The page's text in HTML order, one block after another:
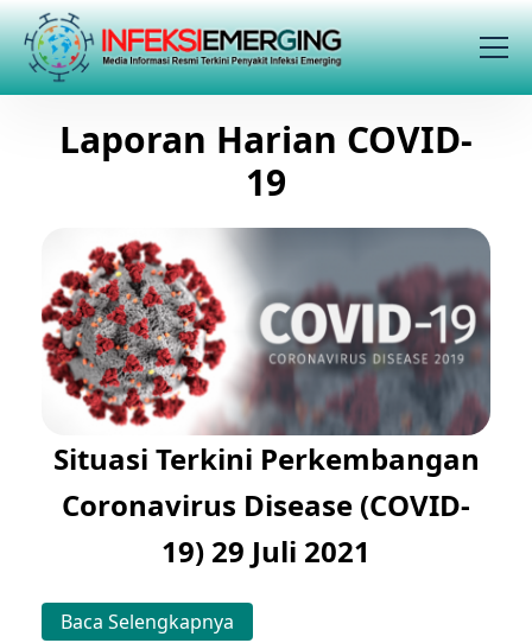
Laporan Harian COVID-
19
Situasi Terkini Perkembangan
Coronavirus Disease (COVID-
19) 29 Juli 2021
Baca Selengkapnya